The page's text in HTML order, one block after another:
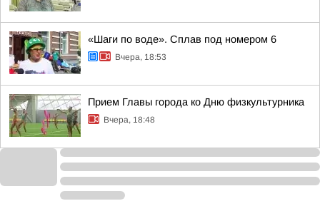
«Шаги по воде». Сплав под номером 6
Вчера, 18:53
Прием Главы города ко Дню физкультурника
Вчера, 18:48